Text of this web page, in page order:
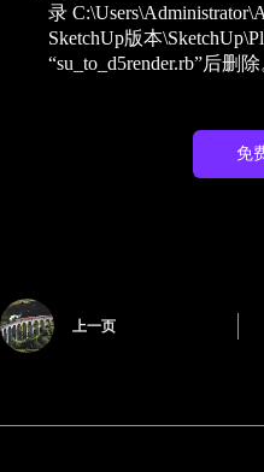
录
SketchUp版本
“su_to_d5render.rb”后删除
免
上一页